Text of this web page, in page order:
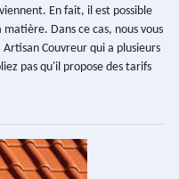
En fait, il est possible
Dans ce cas, nous vous
Couvreur qui a plusieurs
pas qu'il propose des tarifs